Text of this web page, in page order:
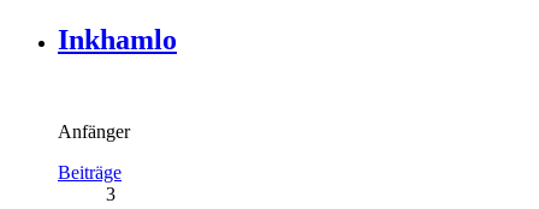
Inkhamlo
Anfänger
Beiträge
3